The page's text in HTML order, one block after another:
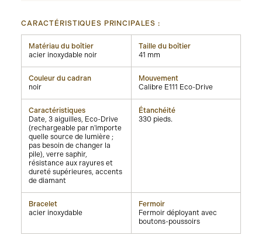
CARACTÉRISTIQUES PRINCIPALES :
Matériau du boîtier
acier inoxydable noir
Taille du boîtier
41 mm
Couleur du cadran
noir
Mouvement
Calibre E111 Eco-Drive
Caractéristiques
Date, 3 aiguilles, Eco-Drive
(rechargeable par n'importe
quelle source de lumière ;
pas besoin de changer la
pile), verre saphir,
résistance aux rayures et
dureté supérieures, accents
de diamant
Étanchéité
330 pieds.
Bracelet
acier inoxydable
Fermoir
Fermoir déployant avec
boutons-poussoirs